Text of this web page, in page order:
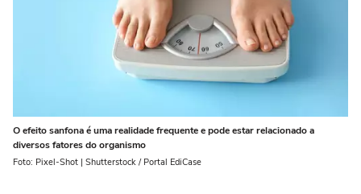
O efeito sanfona é uma realidade frequente e pode estar relacionado a
diversos fatores do organismo
Foto: Pixel-Shot | Shutterstock / Portal EdiCase